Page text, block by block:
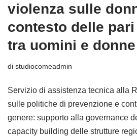
violenza sulle
contesto delle
tra uomini e donne
di studiocomeadmin
Servizio di assistenza tecnica alla
sulle politiche di prevenzione e
genere: supporto alla governance
capacity building delle strutture